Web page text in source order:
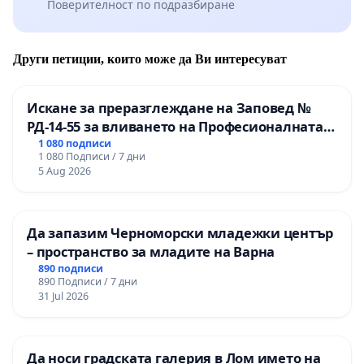
се ползват от жителите на районите;
общините, чрез стриктно спазване на графици и
● Инвестиране във възобновяема енергия,
● Редовно измиване на града – както на улиците,
прилагане на регулярно миене след зимно
дните с опасно замърсяване.
● Мерки за намаляване на генерираните от
● Стимули и специални мерки за
да създава благоприятна среда за живот.
Поверителност по подразбиране
Други петиции, които може да Ви интересуват
Искане за преразглеждане на Заповед №
РД-14-55 за вливането на Професионалната
гимназия по промишлени технологии в
Професионалната гимназия по икономика и
мениджмънт – гр. Пазарджик
1 080 подписи
1 080 Подписи / 7 дни
5 Aug 2026
Да запазим Черноморски младежки център
– пространство за младите на Варна
890 подписи
890 Подписи / 7 дни
31 Jul 2026
Да носи градската галерия в Лом името на